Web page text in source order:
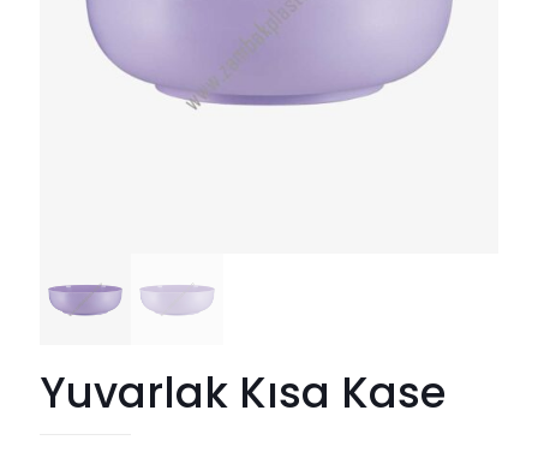
Yuvarlak Kısa Kase